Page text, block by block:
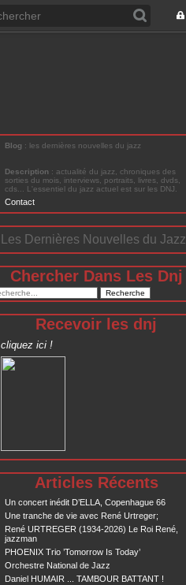
Blog : les dernières nouvelles du jazz
Description : actualité du jazz, chroniques des
sorties du mois, interviews, portraits, livres, dvds,
cds... L'essentiel du jazz actuel est sur les DNJ.
Contact
Les Dernières Nouvelles du Jazz
Chercher Dans Les Dnj
Recevoir les dnj
cliquez ici !
Articles Récents
Un concert inédit D’ELLA, Copenhague 66
Une tranche de vie avec René Urtreger;
René URTREGER (1934-2026) Le Roi René,
jazzman
PHOENIX Trio ’Tomorrow Is Today’
Orchestre National de Jazz
Daniel HUMAIR ... TAMBOUR BATTANT !